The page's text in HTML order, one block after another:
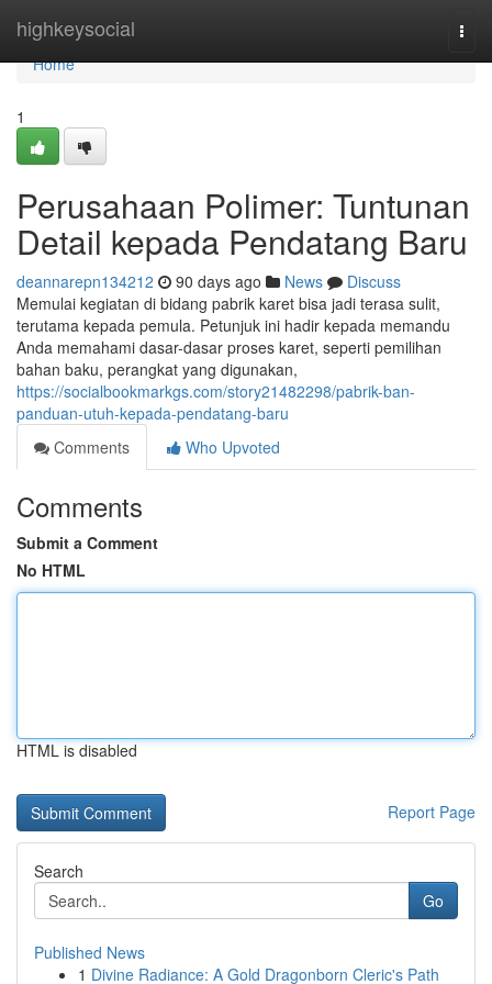
highkeysocial
Home
Home
1
Perusahaan Polimer: Tuntunan
Detail kepada Pendatang Baru
deannarepn134212 90 days ago News
Discuss
Memulai kegiatan di bidang pabrik karet bisa jadi terasa sulit,
terutama kepada pemula. Petunjuk ini hadir kepada memandu
Anda memahami dasar-dasar proses karet, seperti pemilihan
bahan baku, perangkat yang digunakan,
https://socialbookmarkgs.com/story21482298/pabrik-ban-
panduan-utuh-kepada-pendatang-baru
Comments
Who Upvoted
Comments
Submit a Comment
No HTML
HTML is disabled
Report Page
Search
Go
Published News
1 Divine Radiance: A Gold Dragonborn Cleric's Path